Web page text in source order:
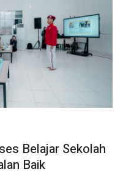
Belajar Sekolah
Baik